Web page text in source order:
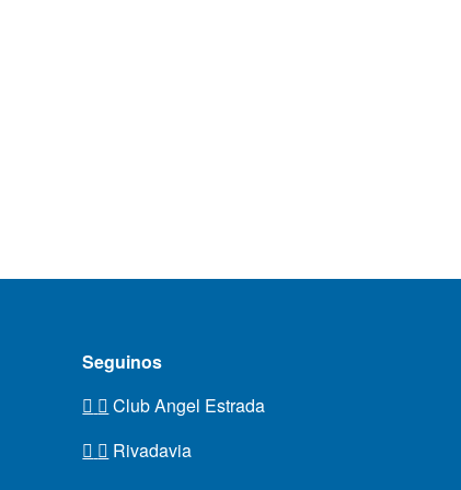
Seguinos
Club Angel Estrada
Rivadavia